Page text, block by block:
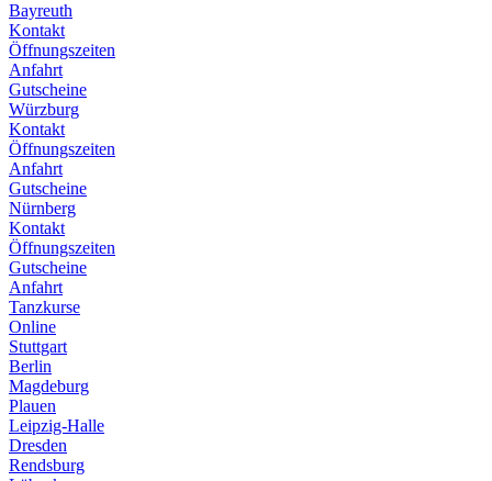
Bayreuth
Kontakt
Öffnungszeiten
Anfahrt
Gutscheine
Würzburg
Kontakt
Öffnungszeiten
Anfahrt
Gutscheine
Nürnberg
Kontakt
Öffnungszeiten
Gutscheine
Anfahrt
Tanzkurse
Online
Stuttgart
Berlin
Magdeburg
Plauen
Leipzig-Halle
Dresden
Rendsburg